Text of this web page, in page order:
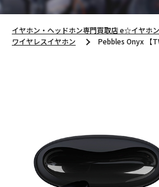
イヤホン・ヘッドホン専門買取店 e☆イヤホン
ワイヤレスイヤホン
Pebbles Onyx 【